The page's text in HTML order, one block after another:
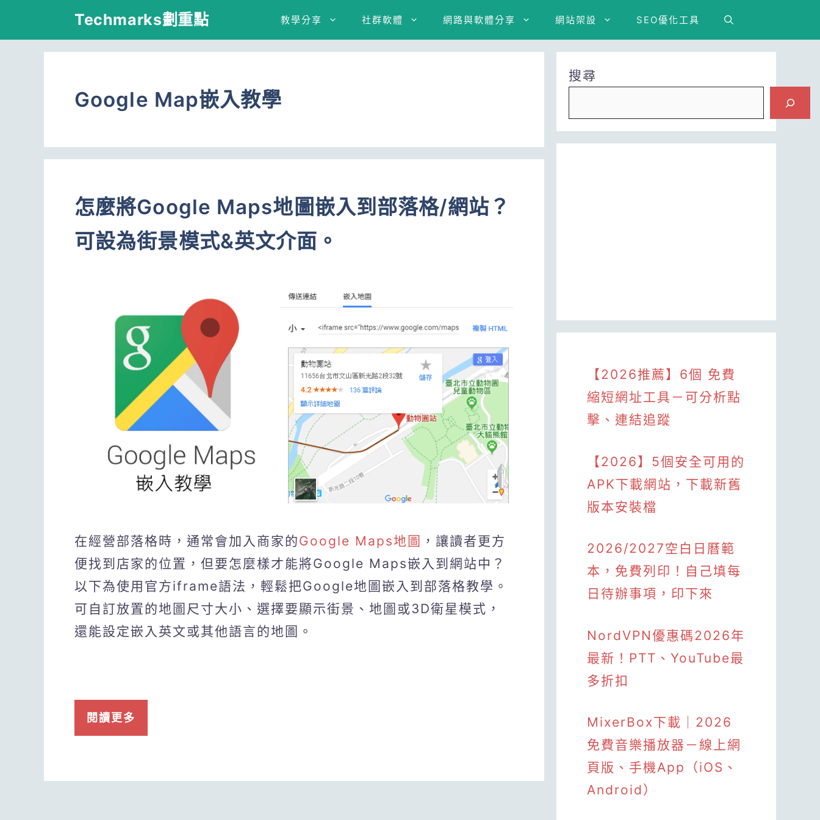
Techmarks劃重點 教學分享 社群軟體 網路與軟體分享 網站架設 SEO優化工具
Google Map嵌入教學
怎麼將Google Maps地圖嵌入到部落格/網站？
可設為街景模式&英文介面。
在經營部落格時，通常會加入商家的Google Maps地圖 ，讓讀者更方
便找到店家的位置，但要怎麼樣才能將Google Maps嵌入到網站中？
以下為使用官方iframe語法，輕鬆把Google地圖嵌入到部落格教學。
可自訂放置的地圖尺寸大小、選擇要顯示街景、地圖或3D衛星模式，
還能設定嵌入英文或其他語言的地圖。
閱讀更多
搜尋
【2026推薦】6個 免費
縮短網址工具－可分析點
擊、連結追蹤
【2026】5個安全可用的
APK下載網站，下載新舊
版本安裝檔
2026/2027空白日曆範
本，免費列印！自己填每
日待辦事項，印下來
NordVPN優惠碼2026年
最新！PTT、YouTube最
多折扣
MixerBox下載｜2026
免費音樂播放器－線上網
頁版、手機App（iOS、
Android）